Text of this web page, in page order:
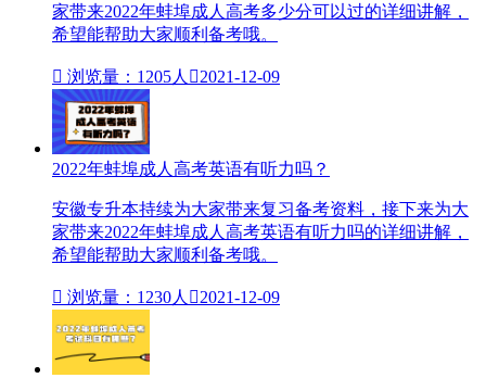
家带来2022年蚌埠成人高考多少分可以过的详细讲解，
希望能帮助大家顺利备考哦。
 浏览量：1205人 2021-12-09
2022年蚌埠成人高考英语有听力吗？
安徽专升本持续为大家带来复习备考资料，接下来为大
家带来2022年蚌埠成人高考英语有听力吗的详细讲解，
希望能帮助大家顺利备考哦。
 浏览量：1230人 2021-12-09